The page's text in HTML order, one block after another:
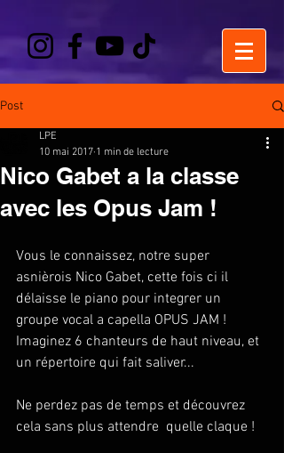
Post
Nico Gabet a la classe
avec les Opus Jam !
LPE
10 mai 2017 1 min de lecture
Vous le connaissez, notre super
asnièrois Nico Gabet, cette fois ci il
délaisse le piano pour integrer un
groupe vocal a capella OPUS JAM !
Imaginez 6 chanteurs de haut niveau, et
un répertoire qui fait saliver...
Ne perdez pas de temps et découvrez
cela sans plus attendre  quelle claque !